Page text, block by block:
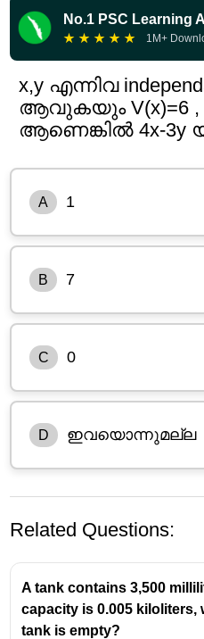
No.1 PSC Learning
★ ★ ★ ★ ★ 1M+
x,y എന്നിവ
ആവുകയും V(x)=6
ആണെങ്കിൽ 4x-3y
A 1
B 7
C 0
D ഇവയൊന്നുമല്ല
Related Questions:
A tank contains 3,500
capacity is 0.005 kiloliters,
tank is empty?